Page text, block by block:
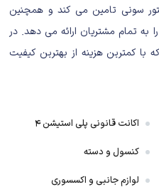
چیز خاص و مطرحی داشت و نه گرافیک.
آن ها کاملا مشهود است اما با روایت
قول معروف حیف و میل می کنند. خیلی
می کند، بی خبرند و نمی خواهند
به لطف نایتی داگ، خوب از آب در
خودنمایی می کرد، داستان زیبای
سونی تامین می کند و همچنین
به تمام مشتریان ارائه می دهد. در
کمترین هزینه از بهترین کیفیت
اکانت قانونی پلی استیشن ۴
کنسول و دسته
لوازم جانبی و اکسسوری